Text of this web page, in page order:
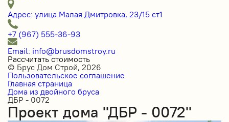
Адрес: улица Малая Дмитровка, 23/15 ст1
+7 (967) 555-36-93
Email: info@brusdomstroy.ru
Рассчитать стоимость
© Брус Дом Строй, 2026
Пользовательское соглашение
Главная страница
Дома из двойного бруса
ДБР - 0072
Проект дома "ДБР - 0072"